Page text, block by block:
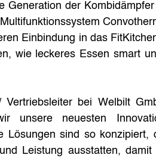
Generation der
Einbindung in das
wie leckeres Essen smart
bei Welbilt
unsere neuesten
Lösungen sind so konzipiert,
Leistung ausstatten,